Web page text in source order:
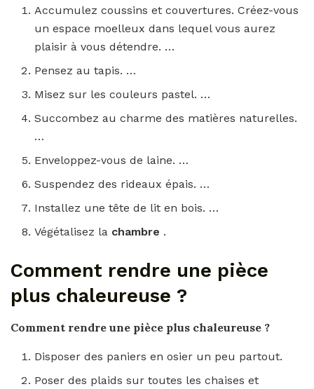
Accumulez coussins et couvertures. Créez-vous
un espace moelleux dans lequel vous aurez
plaisir à vous détendre. …
Pensez au tapis. …
Misez sur les couleurs pastel. …
Succombez au charme des matières naturelles.
…
Enveloppez-vous de laine. …
Suspendez des rideaux épais. …
Installez une tête de lit en bois. …
Végétalisez la chambre .
Comment rendre une pièce
plus chaleureuse ?
Comment rendre une pièce plus chaleureuse ?
Disposer des paniers en osier un peu partout.
Poser des plaids sur toutes les chaises et